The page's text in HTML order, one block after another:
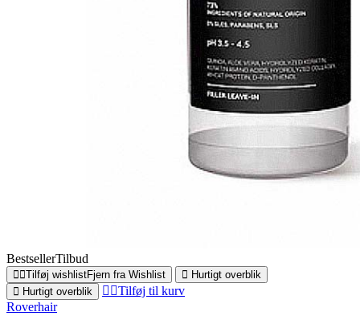
BestsellerTilbud
Tilføj wishlistFjern fra Wishlist
Hurtigt overblik
Hurtigt overblik
Tilføj til kurv
Roverhair